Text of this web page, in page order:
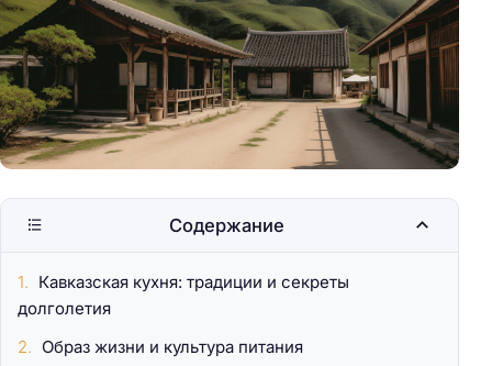
Содержание
Кавказская кухня: традиции и секреты
долголетия
Образ жизни и культура питания